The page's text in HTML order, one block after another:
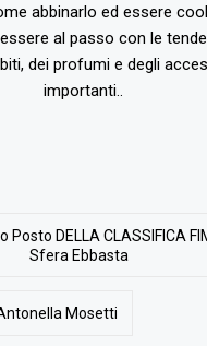
abbinarlo ed essere
al passo con le
dei profumi e degli
importanti..
Posto DELLA CLASSIFICA
Sfera Ebbasta
Mosetti